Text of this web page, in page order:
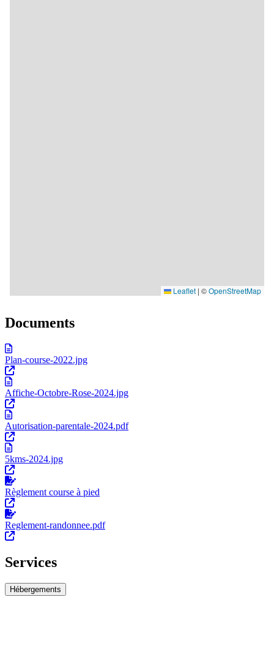
Documents
Plan-course-2022.jpg
Affiche-Octobre-Rose-2024.jpg
Autorisation-parentale-2024.pdf
5kms-2024.jpg
Règlement course à pied
Reglement-randonnee.pdf
Services
Hébergements